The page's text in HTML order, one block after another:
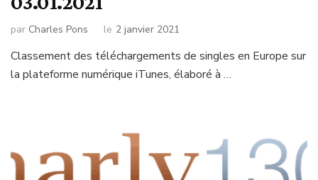
par Charles Pons le 2 janvier 2021
Classement des téléchargements de singles en Europe sur
la plateforme numérique iTunes, élaboré à …